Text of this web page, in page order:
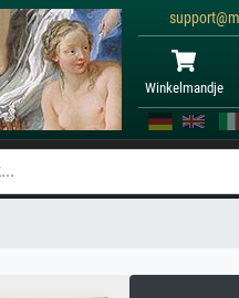
Winkelmandje